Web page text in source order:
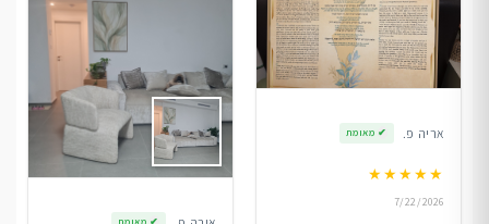
אריה פ. ✔ מאומת
★★★★★
7/22/2026